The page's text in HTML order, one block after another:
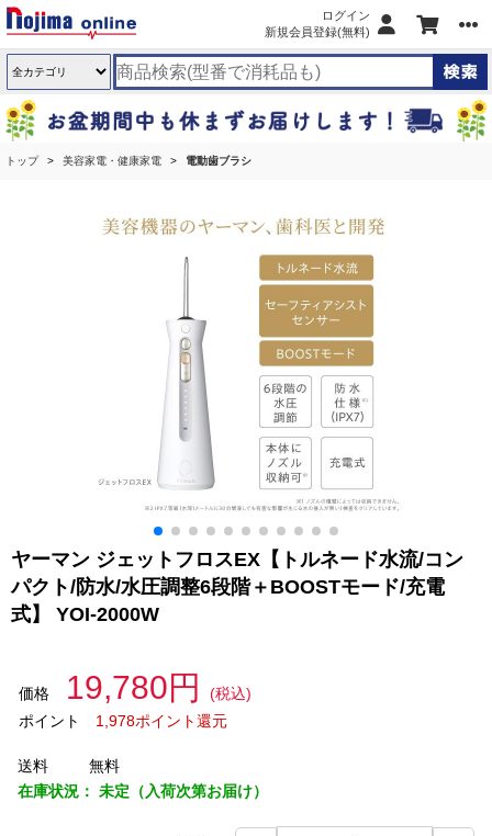
ログイン
新規会員登録(無料)
トップ 美容家電・健康家電 電動歯ブラシ
ヤーマン ジェットフロスEX【トルネード水流/コン
パクト/防水/水圧調整6段階＋BOOSTモード/充電
式】 YOI-2000W
価格 19,780円
(税込)
ポイント
1,978ポイント還元
送料
無料
在庫状況： 未定（入荷次第お届け）